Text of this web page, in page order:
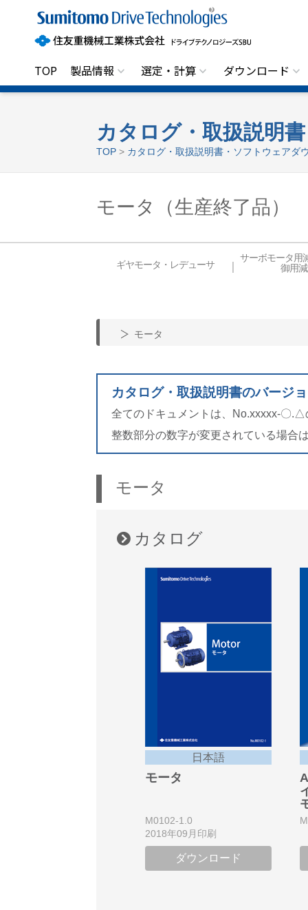
住
友
重
機
工
業
株
ー
TOP 製品情報 選定・計算 ダウンロード
カタログ・取扱説明
TOP > カタログ・取扱説明書・ソフトウェアダ
モータ（生産終了品）
ギヤモータ・レデューサ
サーボモータ用
御用
モータ
カタログ・取扱説明書のバージ
全てのドキュメントは、No.xxxxx-〇
整数部分の数字が変更されている場合
モータ
カタログ
日本語
モータ
M0102-1.0
2018年09月印刷
ダウンロード